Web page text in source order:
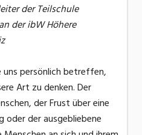
der Teilschule
der ibW Höhere
uns persönlich betreffen,
Art zu denken. Der
der Frust über eine
oder der ausgebliebene